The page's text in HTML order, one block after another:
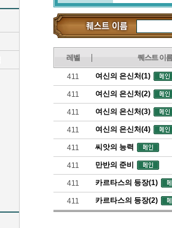
레벨 퀘스트 이름
411 여신의 은신처(1)
411 여신의 은신처(2)
411 여신의 은신처(3)
411 여신의 은신처(4)
411 씨앗의 능력
411 만반의 준비
411 카르타스의 등장(1)
411 카르타스의 등장(2)